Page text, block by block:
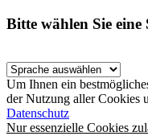
Bitte wählen Sie
Um Ihnen ein
der Nutzung aller Cookies
Datenschutz
Nur essenzielle Cookies